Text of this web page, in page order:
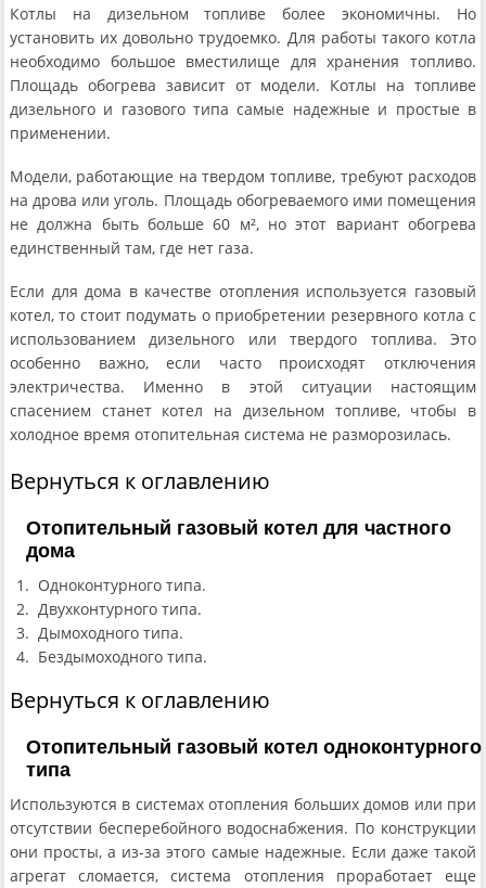
Котлы на дизельном топливе более экономичны. Но
установить их довольно трудоемко. Для работы такого котла
необходимо большое вместилище для хранения топливо.
Площадь обогрева зависит от модели. Котлы на топливе
дизельного и газового типа самые надежные и простые в
применении.
Модели, работающие на твердом топливе, требуют расходов
на дрова или уголь. Площадь обогреваемого ими помещения
не должна быть больше 60 м², но этот вариант обогрева
единственный там, где нет газа.
Если для дома в качестве отопления используется газовый
котел, то стоит подумать о приобретении резервного котла с
использованием дизельного или твердого топлива. Это
особенно важно, если часто происходят отключения
электричества. Именно в этой ситуации настоящим
спасением станет котел на дизельном топливе, чтобы в
холодное время отопительная система не разморозилась.
Вернуться к оглавлению
Отопительный газовый котел для частного
дома
Одноконтурного типа.
Двухконтурного типа.
Дымоходного типа.
Бездымоходного типа.
Вернуться к оглавлению
Отопительный газовый котел одноконтурного
типа
Используются в системах отопления больших домов или при
отсутствии бесперебойного водоснабжения. По конструкции
они просты, а из-за этого самые надежные. Если даже такой
агрегат сломается, система отопления проработает еще